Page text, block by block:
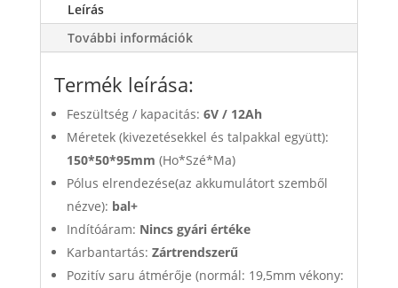
Leírás
További információk
Termék leírása:
Feszültség / kapacitás: 6V / 12Ah
Méretek (kivezetésekkel és talpakkal együtt):
150*50*95mm (Ho*Szé*Ma)
Pólus elrendezése(az akkumulátort szemből
nézve): bal+
Indítóáram: Nincs gyári értéke
Karbantartás: Zártrendszerű
Pozitív saru átmérője (normál: 19,5mm vékony: